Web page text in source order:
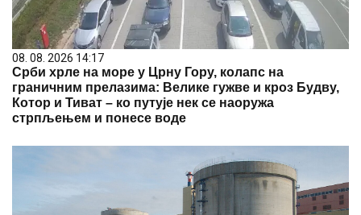
08. 08. 2026 14:17
Срби хрле на море у Црну Гору, колапс на
граничним прелазима: Велике гужве и кроз Будву,
Котор и Тиват – ко путује нек се наоружа
стрпљењем и понесе воде